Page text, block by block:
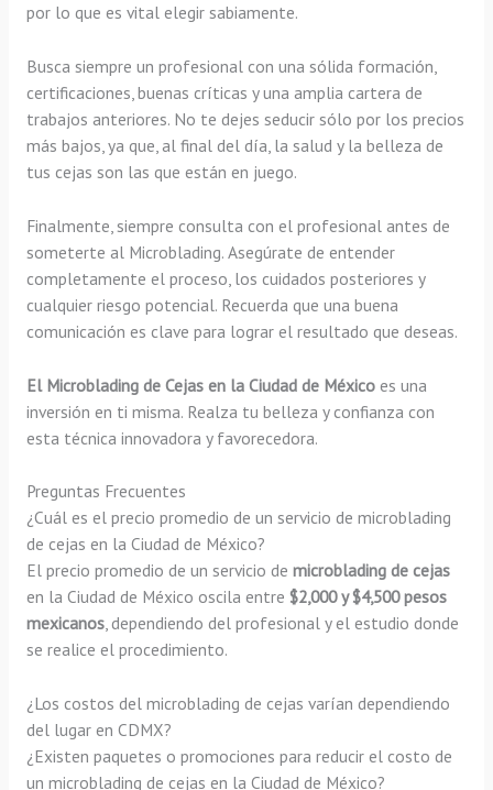
por lo que es vital elegir sabiamente.
Busca siempre un profesional con una sólida formación,
certificaciones, buenas críticas y una amplia cartera de
trabajos anteriores. No te dejes seducir sólo por los precios
más bajos, ya que, al final del día, la salud y la belleza de
tus cejas son las que están en juego.
Finalmente, siempre consulta con el profesional antes de
someterte al Microblading. Asegúrate de entender
completamente el proceso, los cuidados posteriores y
cualquier riesgo potencial. Recuerda que una buena
comunicación es clave para lograr el resultado que deseas.
El Microblading de Cejas en la Ciudad de Méxicoes una
inversión en ti misma. Realza tu belleza y confianza con
esta técnica innovadora y favorecedora.
Preguntas Frecuentes
¿Cuál es el precio promedio de un servicio de microblading
de cejas en la Ciudad de México?
El precio promedio de un servicio de microblading de cejas
en la Ciudad de México oscila entre $2,000 y $4,500 pesos
mexicanos, dependiendo del profesional y el estudio donde
se realice el procedimiento.
¿Los costos del microblading de cejas varían dependiendo
del lugar en CDMX?
¿Existen paquetes o promociones para reducir el costo de
un microblading de cejas en la Ciudad de México?